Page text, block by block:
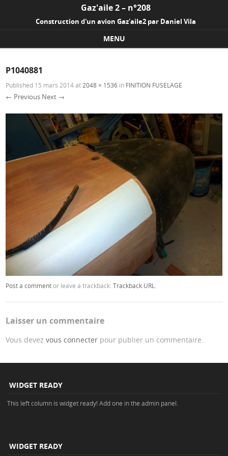
Gaz'aile 2 – n°208
Construction d'un avion Gaz'aile2 par Daniel Vila
MENU
P1040881
Published 15 mars 2014at 2048 × 1536 in FINITION FUSELAGE
← Previous Next →
Post a commentor leave a trackback:Trackback URL
Laisser un commentaire
Vous devezvous connecter pour publier un commentaire.
WIDGET READY
This left column is widget ready! Add one in the admin panel.
WIDGET READY